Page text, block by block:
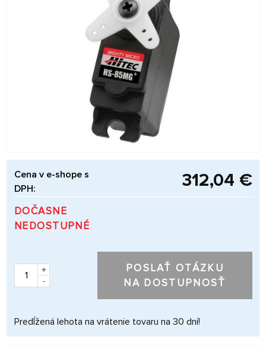
Cena v e-shope s
DPH:
312,04 €
DOČASNE
NEDOSTUPNÉ
+
-
POSLAŤ OTÁZKU
NA DOSTUPNOSŤ
Predĺžená lehota na vrátenie tovaru na 30 dní!